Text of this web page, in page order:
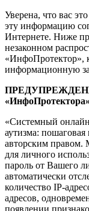
Уверена, что вас
эту информацию
Интернете. Ниже
незаконном
«ИнфоПротектор»,
информационную
«Системный
аутизма:
авторским правом.
для личного
пароль от Вашего
автоматически
количество IP-
адресов,
появлении